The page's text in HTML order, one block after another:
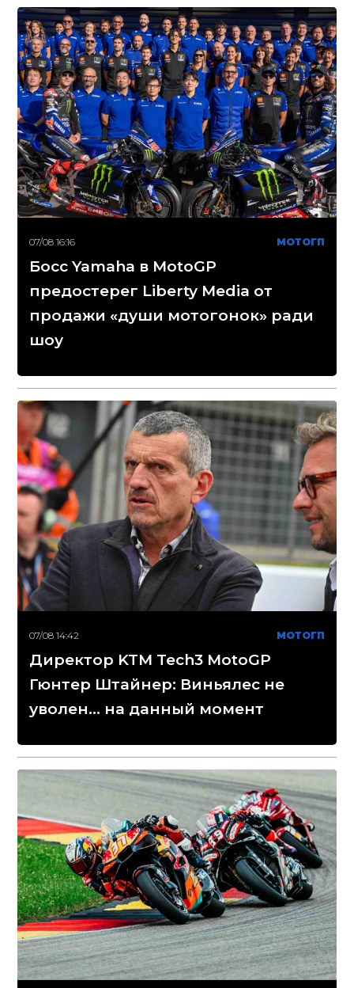
07/08 16:16 МОТОГП
Босс Yamaha в MotoGP
предостерег Liberty Media от
продажи «души мотогонок» ради
шоу
07/08 14:42 МОТОГП
Директор KTM Tech3 MotoGP
Гюнтер Штайнер: Виньялес не
уволен... на данный момент